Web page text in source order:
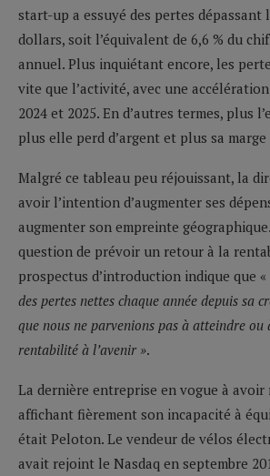
start-up a essuyé des pertes dépassant
dollars, soit l’équivalent de 6,6 % du
annuel. Plus inquiétant encore, les
vite que l’activité, avec une
2024 et 2025. En d’autres termes, plus
plus elle perd d’argent et plus sa marge
Malgré ce tableau peu réjouissant, la
avoir l’intention d’augmenter ses
augmenter son empreinte
question de prévoir un retour à la
prospectus d’introduction indique que «
des pertes nettes chaque année depuis sa
que nous ne parvenions pas à atteindre
rentabilité à l’avenir ».
La dernière entreprise en vogue à avoir
affichant fièrement son incapacité à
était Peloton. Le vendeur de vélos
avait rejoint le Nasdaq en septembre